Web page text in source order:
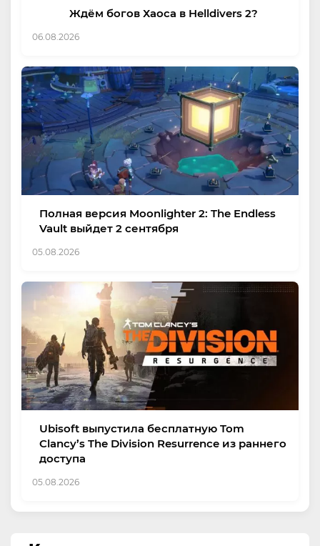
Ждём богов Хаоса в Helldivers 2?
06.08.2026
Полная версия Moonlighter 2: The Endless
Vault выйдет 2 сентября
05.08.2026
Ubisoft выпустила бесплатную Tom
Clancy’s The Division Resurrence из раннего
доступа
05.08.2026